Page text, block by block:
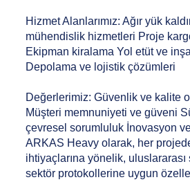
Hizmet Alanlarımız: Ağır yük
mühendislik hizmetleri Proje kargo
Ekipman kiralama Yol etüt ve
Depolama ve lojistik çözümleri
Değerlerimiz: Güvenlik ve kalite
Müşteri memnuniyeti ve güveni
çevresel sorumluluk İnovasyon
ARKAS Heavy olarak, her
ihtiyaçlarına yönelik,
sektör protokollerine uygun